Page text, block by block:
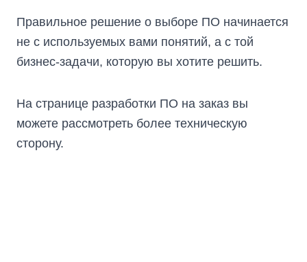
Правильное решение о выборе ПО начинается
не с используемых вами понятий, а с той
бизнес-задачи, которую вы хотите решить.
На странице разработки ПО на заказ вы
можете рассмотреть более техническую
сторону.